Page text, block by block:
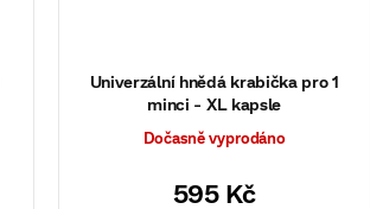
Univerzální hnědá krabička pro 1
minci - XL kapsle
Dočasně vyprodáno
595 Kč